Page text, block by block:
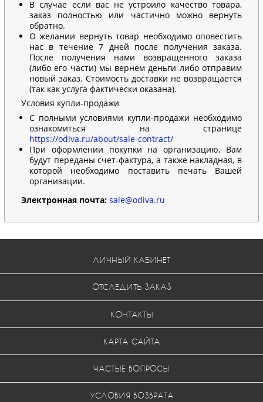
В случае если вас не устроило качество товара,
заказ полностью или частично можно вернуть
обратно.
О желании вернуть товар необходимо оповестить
нас в течение 7 дней после получения заказа.
После получения нами возвращенного заказа
(либо его части) мы вернем деньги либо отправим
новый заказ. Стоимость доставки не возвращается
(так как услуга фактически оказана).
Условия купли-продажи
С полными условиями купли-продажи необходимо
ознакомиться на странице
https://odiva.ru/about/sale-contract/
При оформлении покупки на организацию, Вам
будут переданы счет-фактура, а также накладная, в
которой необходимо поставить печать Вашей
организации.
Электронная почта: sale@odiva.ru
ЛИЧНЫЙ КАБИНЕТ
ОТСЛЕДИТЬ ЗАКАЗ
КОНТАКТЫ
КАРТА САЙТА
ЧАСТЫЕ ВОПРОСЫ
УСЛОВИЯ ВОЗВРАТА